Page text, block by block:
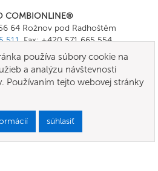
COMBIONLINE®
64 Rožnov pod Radhoštěm
511, Fax: +420 571 665 554
používa súbory cookie na
a analýzu návštevnosti
Používaním tejto webovej stránky
súhlasiť